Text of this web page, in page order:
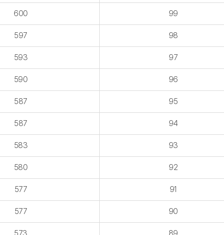
600 99
597 98
593 97
590 96
587 95
587 94
583 93
580 92
577 91
577 90